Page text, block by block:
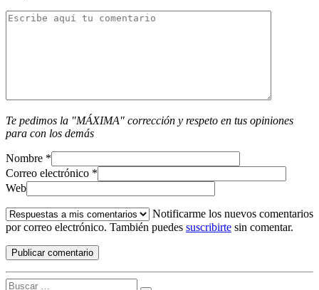
Te pedimos la "MÁXIMA" corrección y respeto en tus opiniones
para con los demás
Nombre *
Correo electrónico *
Web
Notificarme los nuevos comentarios
por correo electrónico. También puedes suscribirte sin comentar.